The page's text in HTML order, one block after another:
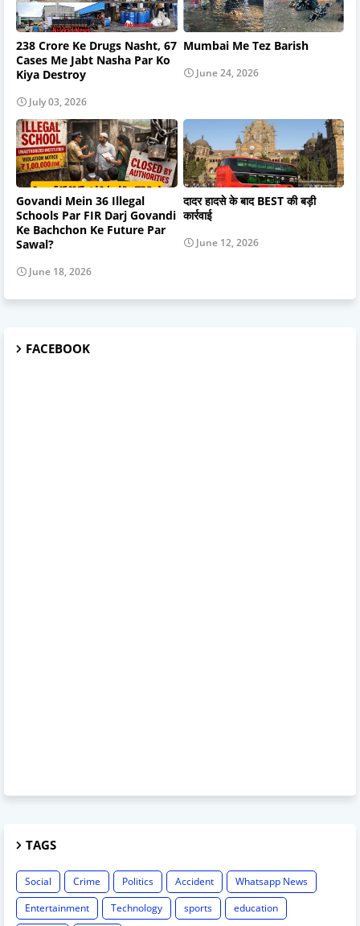
238 Crore Ke Drugs Nasht, 67
Cases Me Jabt Nasha Par Ko
Kiya Destroy
July 03, 2026
Mumbai Me Tez Barish
June 24, 2026
Govandi Mein 36 Illegal
Schools Par FIR Darj Govandi
Ke Bachchon Ke Future Par
Sawal?
June 18, 2026
दादर हादसे के बाद BEST की बड़ी
कार्रवाई
June 12, 2026
FACEBOOK
TAGS
Social Crime Politics Accident
Whatsapp News
Entertainment
Technology sports
education